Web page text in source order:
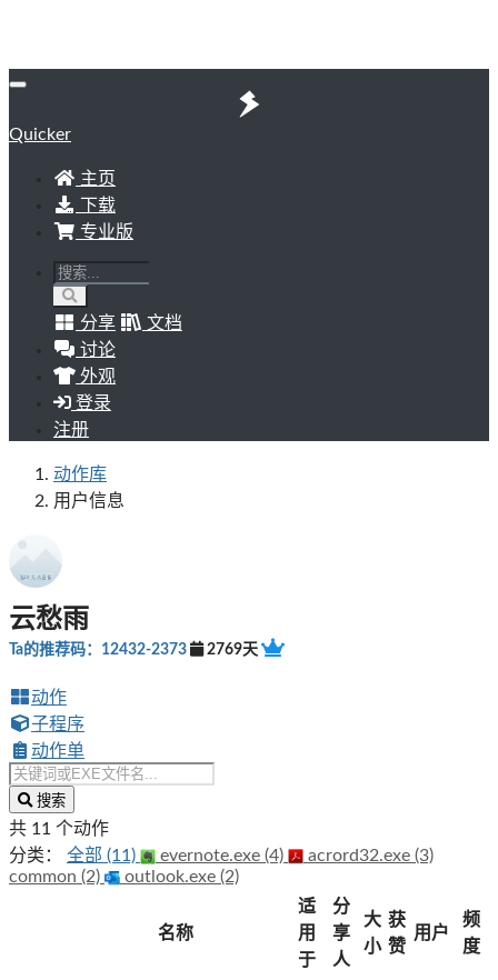
Quicker
主页
下载
专业版
分享
文档
讨论
外观
登录
注册
动作库
用户信息
云愁雨
Ta的推荐码：12432-2373 2769天
动作
子程序
动作单
搜索
共 11 个动作
分类：
全部 (11) evernote.exe (4)
acrord32.exe (3)
common (2)
outlook.exe (2)
名称
适
用
于
分
享
人
大
小
获
赞
用户
频
度